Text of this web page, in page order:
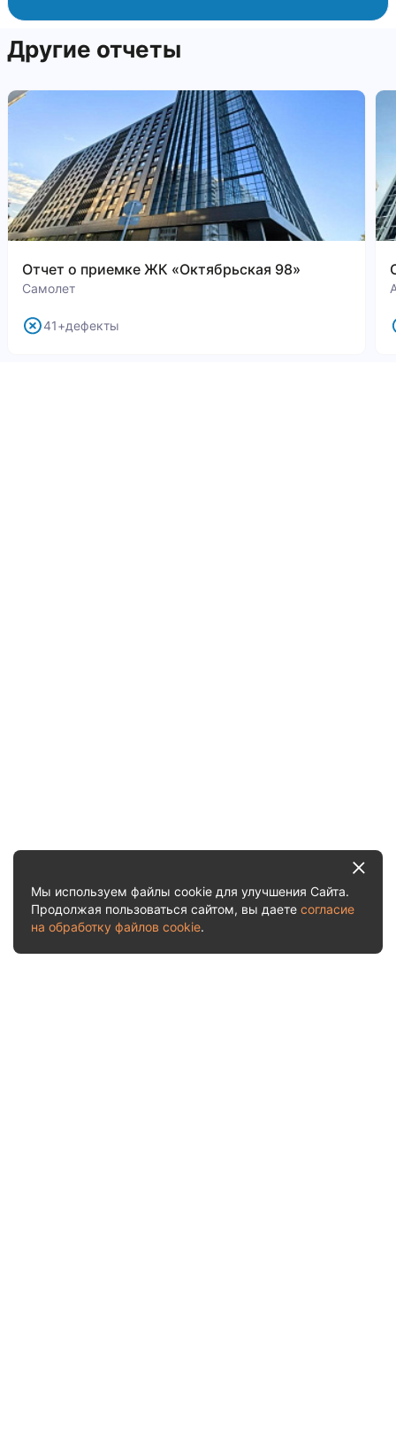
Другие отчеты
Отчет о приемке ЖК «Октябрьская 98»
Самолет
41+дефекты
Мы используем файлы cookie для улучшения Сайта.
Продолжая пользоваться сайтом, вы даете согласие
на обработку файлов cookie.